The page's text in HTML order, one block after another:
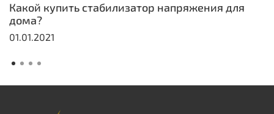
Какой купить стабилизатор напряжения для
дома?
01.01.2021